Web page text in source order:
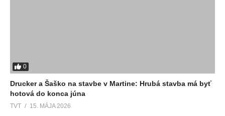
0
Drucker a Šaško na stavbe v Martine: Hrubá stavba má byť
hotová do konca júna
TVT 15. MÁJA 2026